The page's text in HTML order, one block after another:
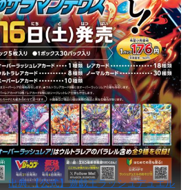
出典:【公式】遊戯王ラッシュデュエル